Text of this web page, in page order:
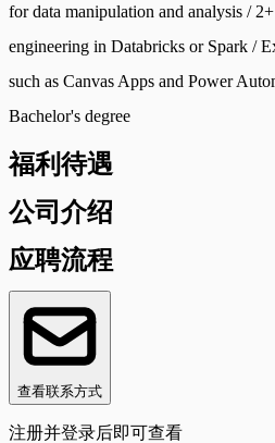
for data manipulation and analysis /
engineering in Databricks or Spark /
such as Canvas Apps and Power
Bachelor's degree
福利待遇
公司介绍
应聘流程
查看联系方式
注册并登录后即可查看